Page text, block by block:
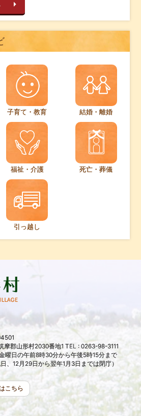
子育て・教育 結婚・離婚
福祉・介護 死亡・葬儀
引っ越し
摩郡山形村2030番地1 TEL : 0263-98-3111
曜日の午前8時30分から午後5時15分まで
、12月29日から翌年1月3日までは閉庁）
こちら